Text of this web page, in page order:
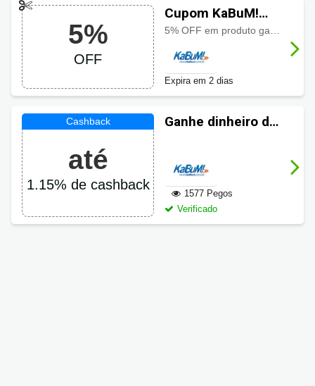
5%
OFF
Cupom KaBuM!
com 5% OFF
Expira em 2 dias
até
1.15% de cashback
Ganhe dinheiro de
1577 Pegos
Verificado